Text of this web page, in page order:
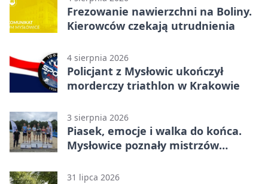
Frezowanie nawierzchni na Boliny.
Kierowców czekają utrudnienia
4 sierpnia 2026
Policjant z Mysłowic ukończył
morderczy triathlon w Krakowie
3 sierpnia 2026
Piasek, emocje i walka do końca.
Mysłowice poznały mistrzów
31 lipca 2026